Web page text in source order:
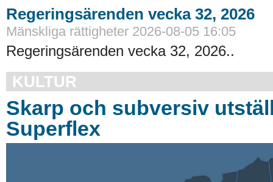
Regeringsärenden vecka 32, 2026
Mänskliga rättigheter 2026-08-05 16:05
Regeringsärenden vecka 32, 2026..
KULTUR
Skarp och subversiv
Superflex